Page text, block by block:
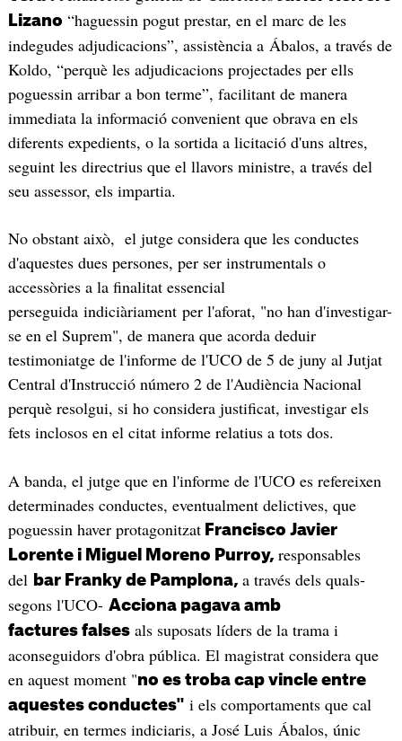
Lizano “haguessin pogut prestar, en el marc de les
indegudes adjudicacions”, assistència a Ábalos, a través de
Koldo, “perquè les adjudicacions projectades per ells
poguessin arribar a bon terme”, facilitant de manera
immediata la informació convenient que obrava en els
diferents expedients, o la sortida a licitació d'uns altres,
seguint les directrius que el llavors ministre, a través del
seu assessor, els impartia.
No obstant això, el jutge considera que les conductes
d'aquestes dues persones, per ser instrumentals o
accessòries a la finalitat essencial
perseguida indiciàriament per l'aforat, "no han d'investigar-
se en el Suprem", de manera que acorda deduir
testimoniatge de l'informe de l'UCO de 5 de juny al Jutjat
Central d'Instrucció número 2 de l'Audiència Nacional
perquè resolgui, si ho considera justificat, investigar els
fets inclosos en el citat informe relatius a tots dos.
A banda, el jutge que en l'informe de l'UCO es refereixen
determinades conductes, eventualment delictives, que
poguessin haver protagonitzatFrancisco Javier
Lorente i Miguel Moreno Purroy, responsables
del
bar Franky de Pamplona, a través dels quals-
segons l'UCO- Acciona pagava amb
factures falsesals suposats líders de la trama i
aconseguidors d'obra pública. El magistrat considera que
en aquest moment "no es troba cap vincle entre
aquestes conductes" i els comportaments que cal
atribuir, en termes indiciaris, a José Luis Ábalos, únic